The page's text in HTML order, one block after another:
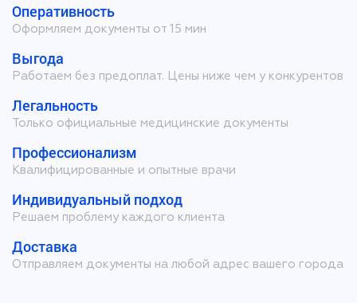
Оперативность
Оформляем документы от 15 мин
Выгода
Работаем без предоплат. Цены ниже чем у конкурентов
Легальность
Только официальные медицинские документы
Профессионализм
Квалифицированные и опытные врачи
Индивидуальный подход
Решаем проблему каждого клиента
Доставка
Отправляем документы на любой адрес вашего города